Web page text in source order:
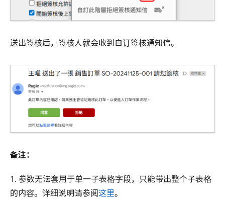
送出签核后，签核人就会收到自订签核通知信。
备注：
1. 参数无法套用于单一子表格字段，只能带出整个子表格
的内容。详细说明请参阅这里。